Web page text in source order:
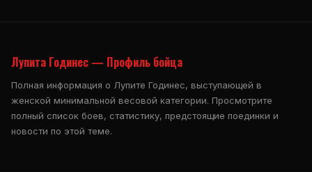
Лупита Годинес — Профиль бойца
Полная информация о Лупите Годинес, выступающей в
женской минимальной весовой категории. Просмотрите
полный список боев, статистику, предстоящие поединки и
новости по этой теме.